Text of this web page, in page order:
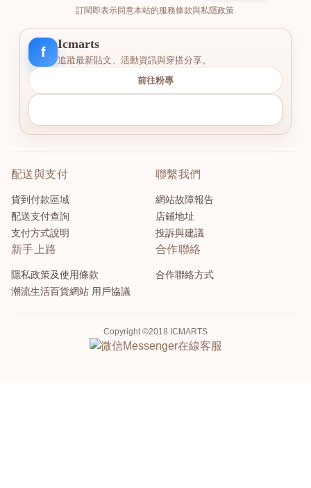
訂閱即表示同意本站的服務條款與私隱政策.
f
Icmarts
追蹤最新貼文、活動資訊與穿搭分享。
前往粉專
配送與支付
貨到付款區域
配送支付查詢
支付方式說明
聯繫我們
網站故障報告
店鋪地址
投訴與建議
新手上路
隱私政策及使用條款
潮流生活百貨網站 用戶協議
合作聯絡
合作聯絡方式
Copyright ©2018 ICMARTS
Messenger在線客服